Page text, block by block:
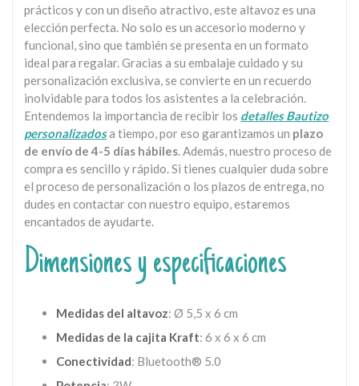
prácticos y con un diseño atractivo, este altavoz es una
elección perfecta. No solo es un accesorio moderno y
funcional, sino que también se presenta en un formato
ideal para regalar. Gracias a su embalaje cuidado y su
personalización exclusiva, se convierte en un recuerdo
inolvidable para todos los asistentes a la celebración.
Entendemos la importancia de recibir los detalles Bautizo
personalizadosa tiempo, por eso garantizamos un plazo
de envío de 4-5 días hábiles. Además, nuestro proceso de
compra es sencillo y rápido. Si tienes cualquier duda sobre
el proceso de personalización o los plazos de entrega, no
dudes en contactar con nuestro equipo, estaremos
encantados de ayudarte.
Dimensiones y especificaciones
Medidas del altavoz: Ø 5,5 x 6 cm
Medidas de la cajita Kraft: 6 x 6 x 6 cm
Conectividad: Bluetooth® 5.0